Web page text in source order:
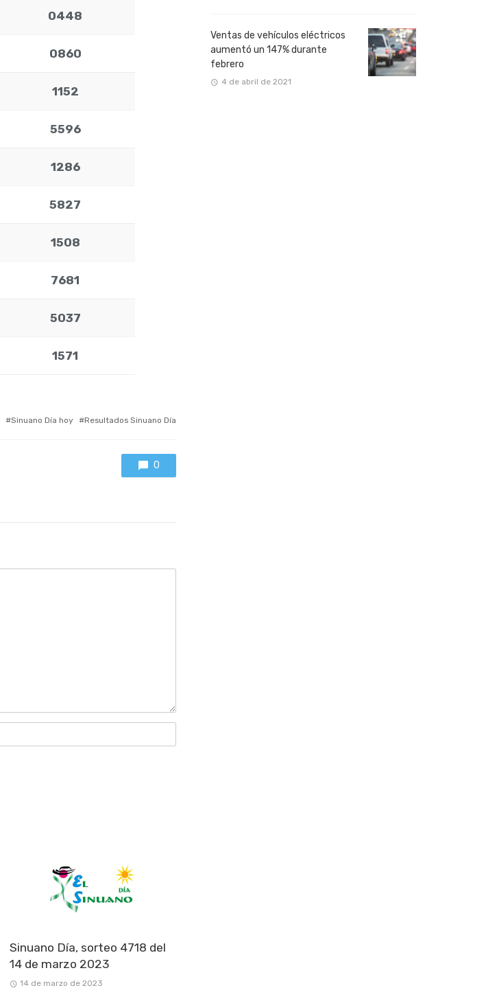
0448
0860
1152
5596
1286
5827
1508
7681
5037
1571
Sinuano Día hoy Resultados Sinuano Día
0
Sinuano Día, sorteo 4718 del
14 de marzo 2023
14 de marzo de 2023
Ventas de vehículos eléctricos
aumentó un 147% durante
febrero
4 de abril de 2021